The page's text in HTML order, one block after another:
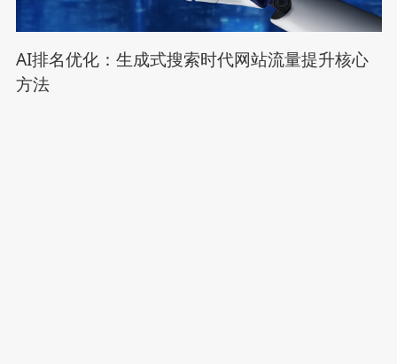
AI排名优化：生成式搜索时代网站流量提升核心
方法